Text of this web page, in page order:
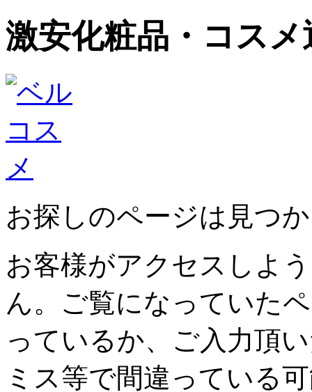
激安化粧品・コス
お探しのページは見つ
お客様がアクセスしよ
ん。ご覧になっていた
っているか、ご入力頂
ミス等で間違っている